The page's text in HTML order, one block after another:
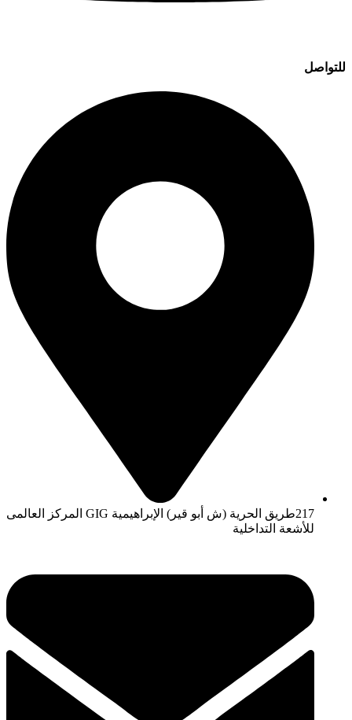
للتواصل
217طريق الحرية (ش أبو قير) الإبراهيمية GIG المركز العالمى
للأشعة التداخلية